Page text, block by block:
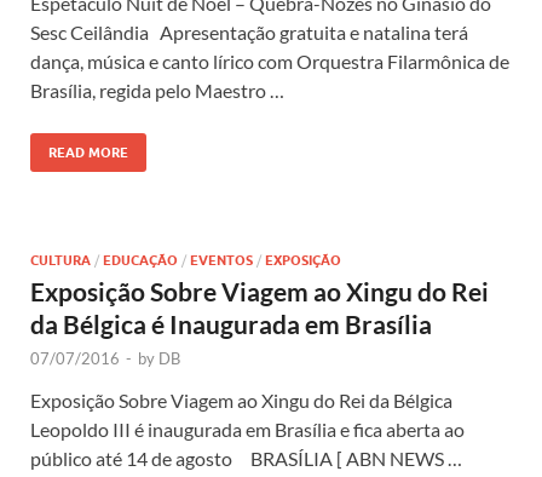
Sesc Ceilândia Apresentação gratuita e natalina terá
dança, música e canto lírico com Orquestra Filarmônica de
Brasília, regida pelo Maestro …
READ MORE
CULTURA / EDUCAÇÃO / EVENTOS / EXPOSIÇÃO
Exposição Sobre Viagem ao Xingu do Rei
da Bélgica é Inaugurada em Brasília
07/07/2016 - by DB
Exposição Sobre Viagem ao Xingu do Rei da Bélgica
Leopoldo III é inaugurada em Brasília e fica aberta ao
público até 14 de agosto BRASÍLIA [ ABN NEWS …